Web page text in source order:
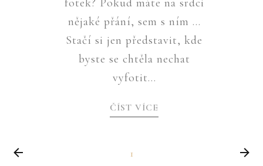
fotek? Pokud máte na srdci
nějaké přání, sem s ním …
Stačí si jen představit, kde
byste se chtěla nechat
vyfotit...
ČÍST VÍCE
1